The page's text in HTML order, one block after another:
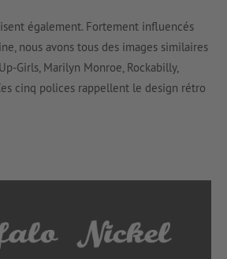
également. Fortement influencés
nous avons tous des images similaires
Girls, Marilyn Monroe, Rockabilly,
cinq polices rappellent le design rétro